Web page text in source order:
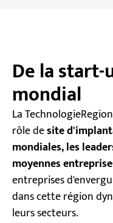
De la
mondial
La
rôle desite
mondiales, les
moyennes
entreprises
dans cette région
leurs secteurs.